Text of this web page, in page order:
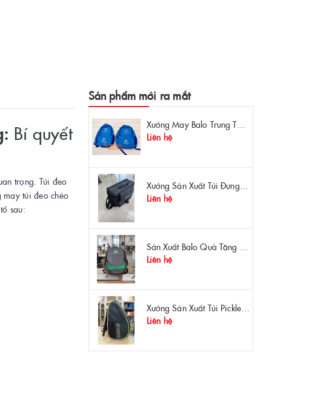
Bí quyết
trọng. Túi đeo
may túi đeo chéo
sau:
Sản phẩm mới ra mắt
Xưởng May Balo Trung Tâm Ngoại Ngữ Apollo In Logo Giá Rẻ Tại Xưởng
Liên hệ
Xưởng Sản Xuất Túi Đựng Máy Đo OTDR Chất Lượng – Chống Va Đập, Giá Tận Xưởng
Liên hệ
Sản Xuất Balo Quà Tặng Dược Phẩm Hoa Linh - Giá Gốc Tại Xưởng
Liên hệ
Xưởng Sản Xuất Túi Pickleball Theo Yêu Cầu – Chất Lượng, Bền Bỉ, Thiết Kế Độc Quyền
Liên hệ